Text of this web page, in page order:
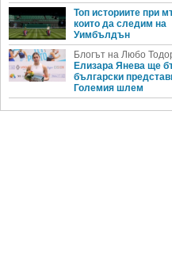
Топ историите при
които да следим на
Уимбълдън
Блогът на Любо
Елизара Янева ще
български
Големия шлем